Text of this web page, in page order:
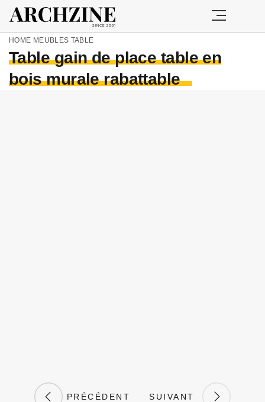
HOME MEUBLES TABLE
Table gain de place table en
bois murale rabattable
PRÉCÉDENT SUIVANT